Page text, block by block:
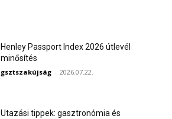
Henley Passport Index 2026 útlevél
minősítés
gsztszakújság - 2026.07.22.
Utazási tippek: gasztronómia és